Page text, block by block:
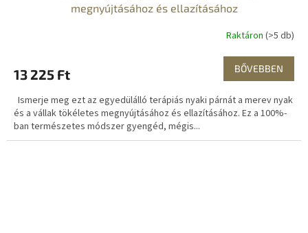
megnyújtásához és ellazításához
Raktáron (>5 db)
13 225 Ft BŐVEBBEN
Ismerje meg ezt az egyedülálló terápiás nyaki párnát a merev nyak
és a vállak tökéletes megnyújtásához és ellazításához. Ez a 100%-
ban természetes módszer gyengéd, mégis...